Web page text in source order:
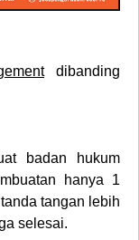
dibanding
badan hukum
hanya 1
tangan lebih
selesai.